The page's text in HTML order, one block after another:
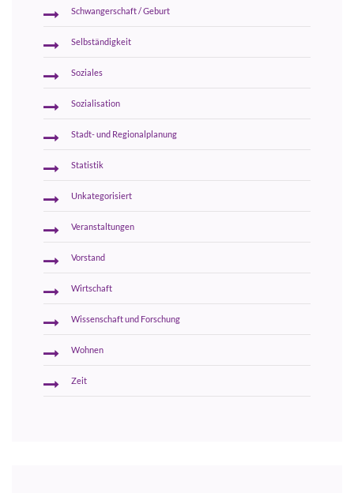
Schwangerschaft / Geburt
Selbständigkeit
Soziales
Sozialisation
Stadt- und Regionalplanung
Statistik
Unkategorisiert
Veranstaltungen
Vorstand
Wirtschaft
Wissenschaft und Forschung
Wohnen
Zeit